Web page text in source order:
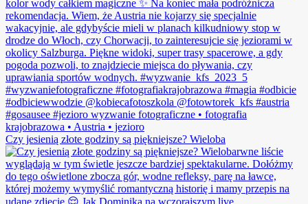
Czy jesienią złote godziny są piękniejsze? Wieloba